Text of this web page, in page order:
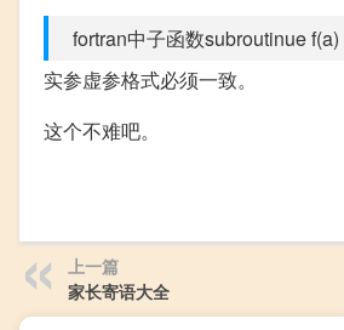
fortran中子函数subroutinue
实参虚参格式必须一致。
这个不难吧。
上一篇
家长寄语大全